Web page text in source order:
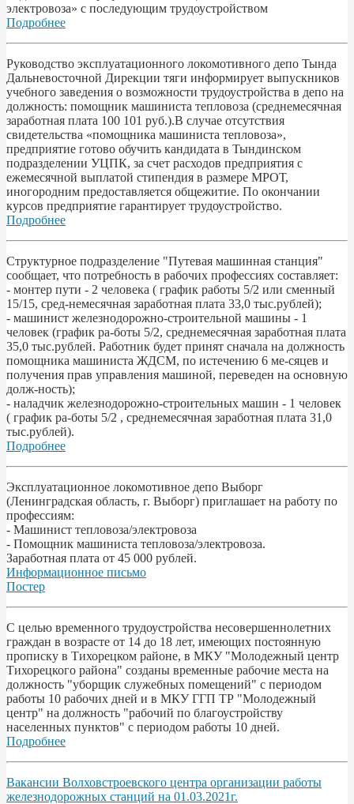
электровоза» с последующим трудоустройством
Подробнее
Руководство эксплуатационного локомотивного депо Тында
Дальневосточной Дирекции тяги информирует выпускников
учебного заведения о возможности трудоустройства в депо на
должность: помощник машиниста тепловоза (среднемесячная
заработная плата 100 101 руб.).В случае отсутствия
свидетельства «помощника машиниста тепловоза»,
предприятие готово обучить кандидата в Тындинском
подразделении УЦПК, за счет расходов предприятия с
ежемесячной выплатой стипендия в размере МРОТ,
иногородним предоставляется общежитие. По окончании
курсов предприятие гарантирует трудоустройство.
Подробнее
Структурное подразделение "Путевая машинная станция"
сообщает, что потребность в рабочих профессиях составляет:
- монтер пути - 2 человека ( график работы 5/2 или сменный
15/15, сред-немесячная заработная плата 33,0 тыс.рублей);
- машинист железнодорожно-строительной машины - 1
человек (график ра-боты 5/2, среднемесячная заработная плата
35,0 тыс.рублей. Работник будет принят сначала на должность
помощника машиниста ЖДСМ, по истечению 6 ме-сяцев и
получения прав управления машиной, переведен на основную
долж-ность);
- наладчик железнодорожно-строительных машин - 1 человек
( график ра-боты 5/2 , среднемесячная заработная плата 31,0
тыс.рублей).
Подробнее
Эксплуатационное локомотивное депо Выборг
(Ленинградская область, г. Выборг) приглашает на работу по
профессиям:
- Машинист тепловоза/электровоза
- Помощник машиниста тепловоза/электровоза.
Заработная плата от 45 000 рублей.
Информационное письмо
Постер
С целью временного трудоустройства несовершеннолетних
граждан в возрасте от 14 до 18 лет, имеющих постоянную
прописку в Тихорецком районе, в МКУ "Молодежный центр
Тихорецкого района" созданы временные рабочие места на
должность "уборщик служебных помещений" с периодом
работы 10 рабочих дней и в МКУ ГГП ТР "Молодежный
центр" на должность "рабочий по благоустройству
населенных пунктов" с периодом работы 10 дней.
Подробнее
Вакансии Волховстроевского центра организации работы
железнодорожных станций на 01.03.2021г.